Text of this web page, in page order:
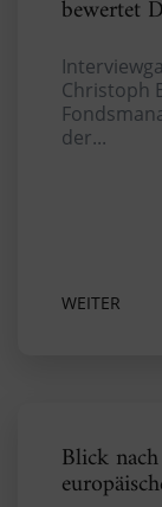
bewertet
Christoph
der...
WEITER
Blick